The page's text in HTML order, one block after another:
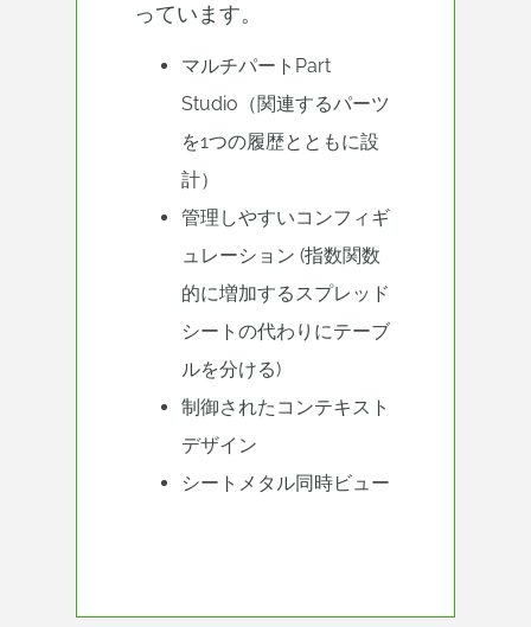
っています。
マルチパートPart
Studio（関連するパーツ
を1つの履歴とともに設
計）
管理しやすいコンフィギ
ュレーション (指数関数
的に増加するスプレッド
シートの代わりにテーブ
ルを分ける)
制御されたコンテキスト
デザイン
シートメタル同時ビュー